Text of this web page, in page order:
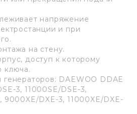
напряжение
и при
на стену.
доступ к которому
ключа.
DAEWOO DDAE
3, 11000SE/DSE-3,
DXE-3, 11000XE/DXE-